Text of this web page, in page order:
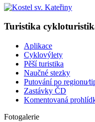
Turistika
Aplikace
Cyklovýlety
Pěší turistika
Naučné stezky
Putování po
Zastávky ČD
Komentovaná
Fotogalerie